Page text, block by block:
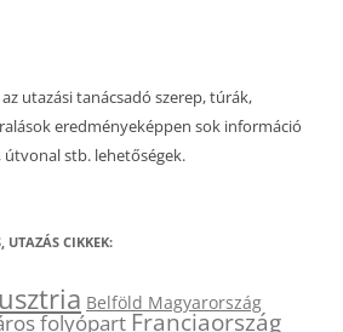
utazási tanácsadó szerep, túrák,
eredményeképpen sok információ
útvonal stb. lehetőségek.
UTAZÁS CIKKEK:
Belföld Magyarország
folyópartFranciaország